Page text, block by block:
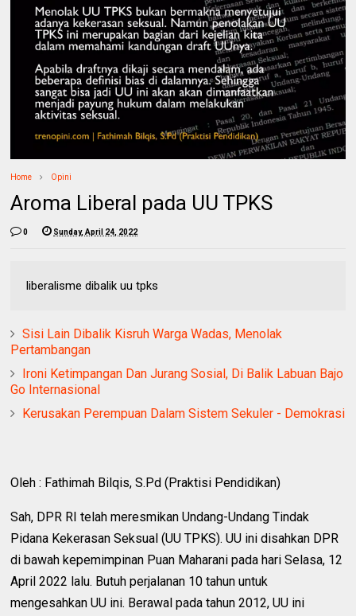
Home Opini
Aroma Liberal pada UU TPKS
0 Sunday, April 24, 2022
liberalisme dibalik uu tpks
Sisi Lain Dibalik Kisruh Warga Wadas, Menolak
Pertambangan
Ironi Ketimpangan Dan Jurang Sosial, Di Balik Labuan Bajo
Go Internasional
Kerusakan Perempuan Dalam Sistem Sekuler - Demokrasi
Oleh : Fathimah Bilqis, S.Pd (Praktisi Pendidikan)
Sah, DPR RI telah meresmikan Undang-Undang Tindak
Pidana Kekerasan Seksual (UU TPKS). UU ini disahkan DPR
di bawah kepemimpinan Puan Maharani pada hari Selasa, 12
April 2022 lalu. Butuh perjalanan 10 tahun untuk
mengesahkan UU ini. Berawal pada tahun 2012, UU ini